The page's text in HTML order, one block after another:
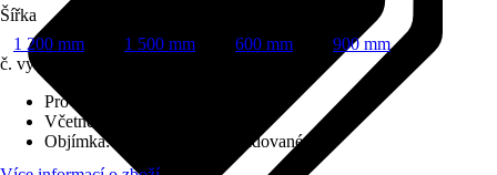
Šířka
1 200 mm
1 500 mm 600 mm
900 mm
č. výrobku
Provedení
Včetně světelného zdroje
Objímka:
LED napevno zabudované